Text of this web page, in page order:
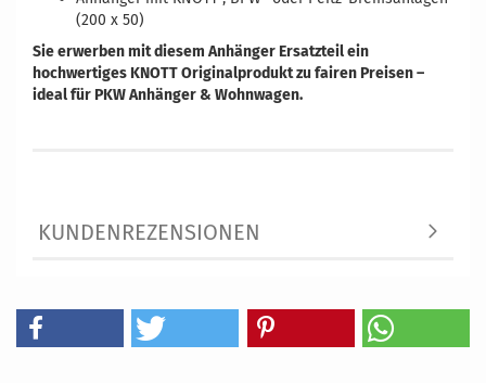
(200 x 50)
Sie erwerben mit diesem Anhänger Ersatzteil ein
hochwertiges KNOTT Originalprodukt zu fairen Preisen –
ideal für PKW Anhänger & Wohnwagen.
KUNDENREZENSIONEN